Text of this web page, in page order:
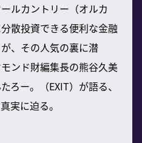
ルカントリー（オルカ
散投資できる便利な金融
、その人気の裏に潜
ンド財編集長の熊谷久美
ろー。（EXIT）が語る、
実に迫る。